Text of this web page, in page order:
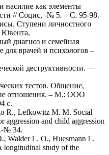
как элементы
// Социс, -№ 5. – С. 95-98.
Ступени личностного
Ювента,
диагноз и семейная
для врачей и психологов –
деструктивности. —
тестов. Общение,
отношения. – М.: ООО
с.
R., Lefkowitz M. M. Social
aggression and child aggression
№ 34.
Walder L. О., Huesmann L.
longitudinal study of the